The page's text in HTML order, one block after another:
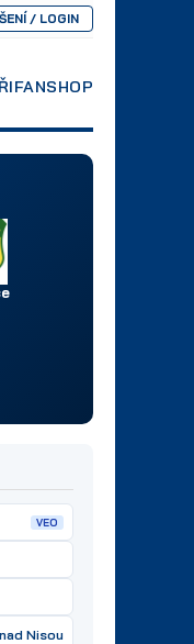
/ LOGIN
FANSHOP
VEO
Nisou